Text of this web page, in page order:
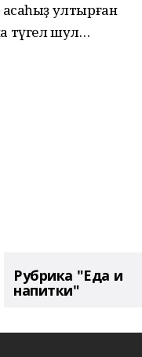
ултырған
түгел шул…
Рубрика "Еда и
напитки"